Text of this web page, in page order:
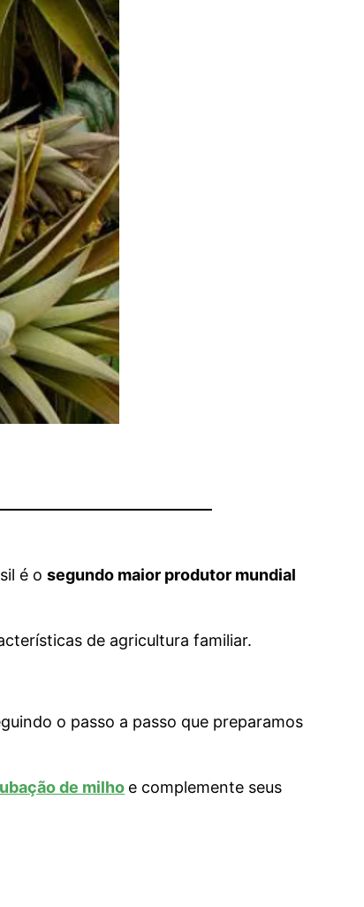
é osegundo maior produtor mundial
de agricultura familiar.
o passo a passo que preparamos
de milho e complemente seus